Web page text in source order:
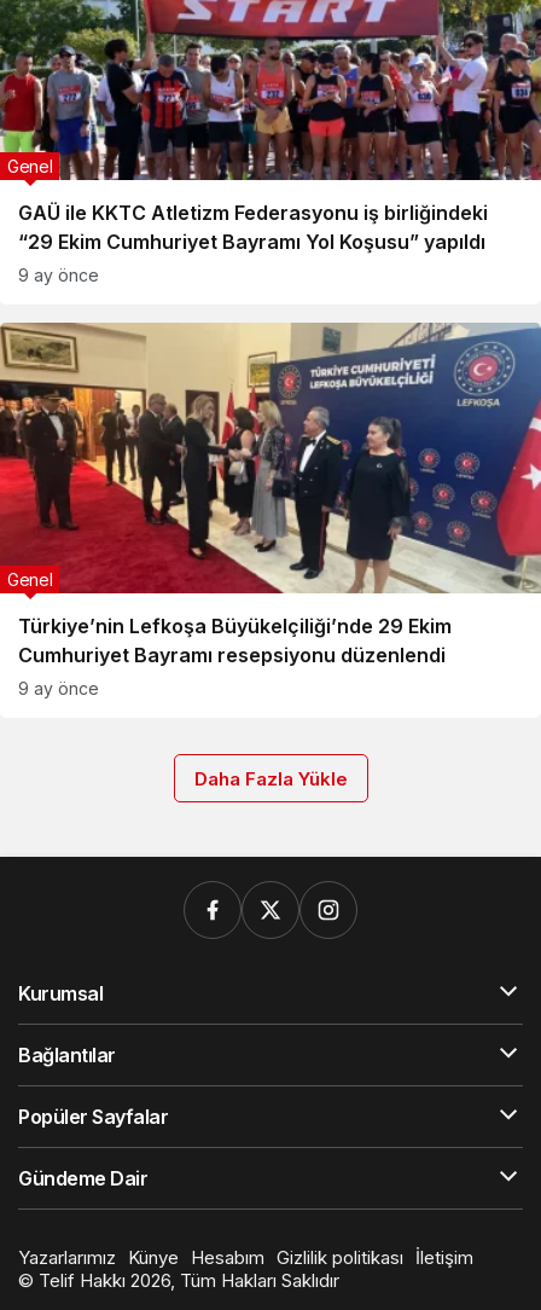
GAÜ ile KKTC Atletizm Federasyonu iş birliğindeki
“29 Ekim Cumhuriyet Bayramı Yol Koşusu” yapıldı
Genel
9 ay önce
Türkiye’nin Lefkoşa Büyükelçiliği’nde 29 Ekim
Cumhuriyet Bayramı resepsiyonu düzenlendi
Genel
9 ay önce
Daha Fazla Yükle
Kurumsal
Bağlantılar
Popüler Sayfalar
Gündeme Dair
Yazarlarımız Künye Hesabım Gizlilik politikası
İletişim
© Telif Hakkı 2026, Tüm Hakları Saklıdır